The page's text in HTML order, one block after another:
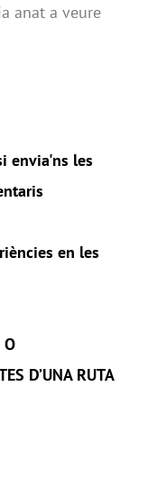
anat a veure
envia'ns les
en les
O
D’UNA RUTA